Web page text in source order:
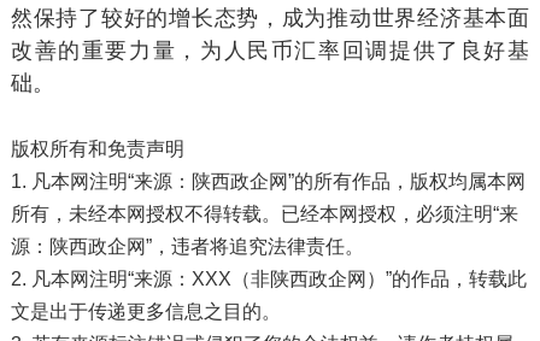
然保持了较好的增长态势，成为推动世界经济基本面
改善的重要力量，为人民币汇率回调提供了良好基
础。
版权所有和免责声明
1. 凡本网注明“来源：陕西政企网”的所有作品，版权均属本网
所有，未经本网授权不得转载。已经本网授权，必须注明“来
源：陕西政企网”，违者将追究法律责任。
2. 凡本网注明“来源：XXX（非陕西政企网）”的作品，转载此
文是出于传递更多信息之目的。